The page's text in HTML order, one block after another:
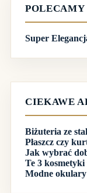
POLECAMY
Super
CIEKAWE
Biżuteria ze
Płaszcz czy
Jak wybrać
Te 3
Modne okulary